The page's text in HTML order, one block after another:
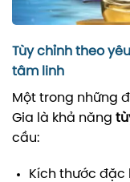
Tùy chỉnh theo
tâm linh
Một trong những
Gia là khả năng
cầu:
Kích thước đặc